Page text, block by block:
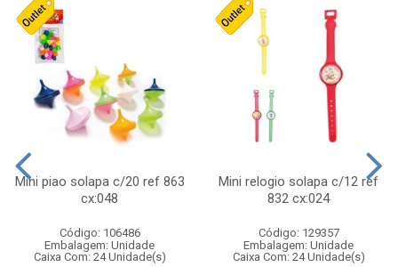
Mini piao solapa c/20 ref 863
cx:048
Código: 106486
Embalagem: Unidade
Caixa Com: 24 Unidade(s)
Mini relogio solapa c/12 ref
832 cx:024
Código: 129357
Embalagem: Unidade
Caixa Com: 24 Unidade(s)